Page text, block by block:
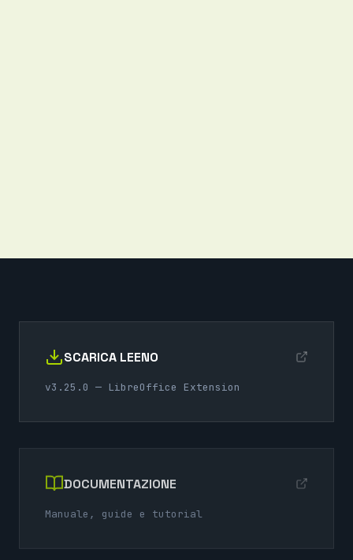
SCARICA LEENO
v3.25.0 — LibreOffice Extension
DOCUMENTAZIONE
Manuale, guide e tutorial